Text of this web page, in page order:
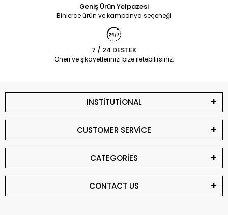
Geniş Ürün Yelpazesi
Binlerce ürün ve kampanya seçeneği
7 / 24 DESTEK
Öneri ve şikayetlerinizi bize iletebilirsiniz.
INSTİTUTİONAL
CUSTOMER SERVİCE
CATEGORİES
CONTACT US